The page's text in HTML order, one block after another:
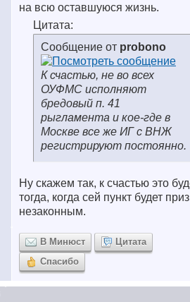
на всю оставшуюся жизнь.
Цитата:
Сообщение от probono
К счастью, не во всех
ОУФМС исполняют
бредовый п. 41
рыгламента и кое-где в
Москве все же ИГ с ВНЖ
регистрируют постоянно.
Ну скажем так, к счастью это
тогда, когда сей пункт будет
незаконным.
В Минюст
Цитата
Спасибо